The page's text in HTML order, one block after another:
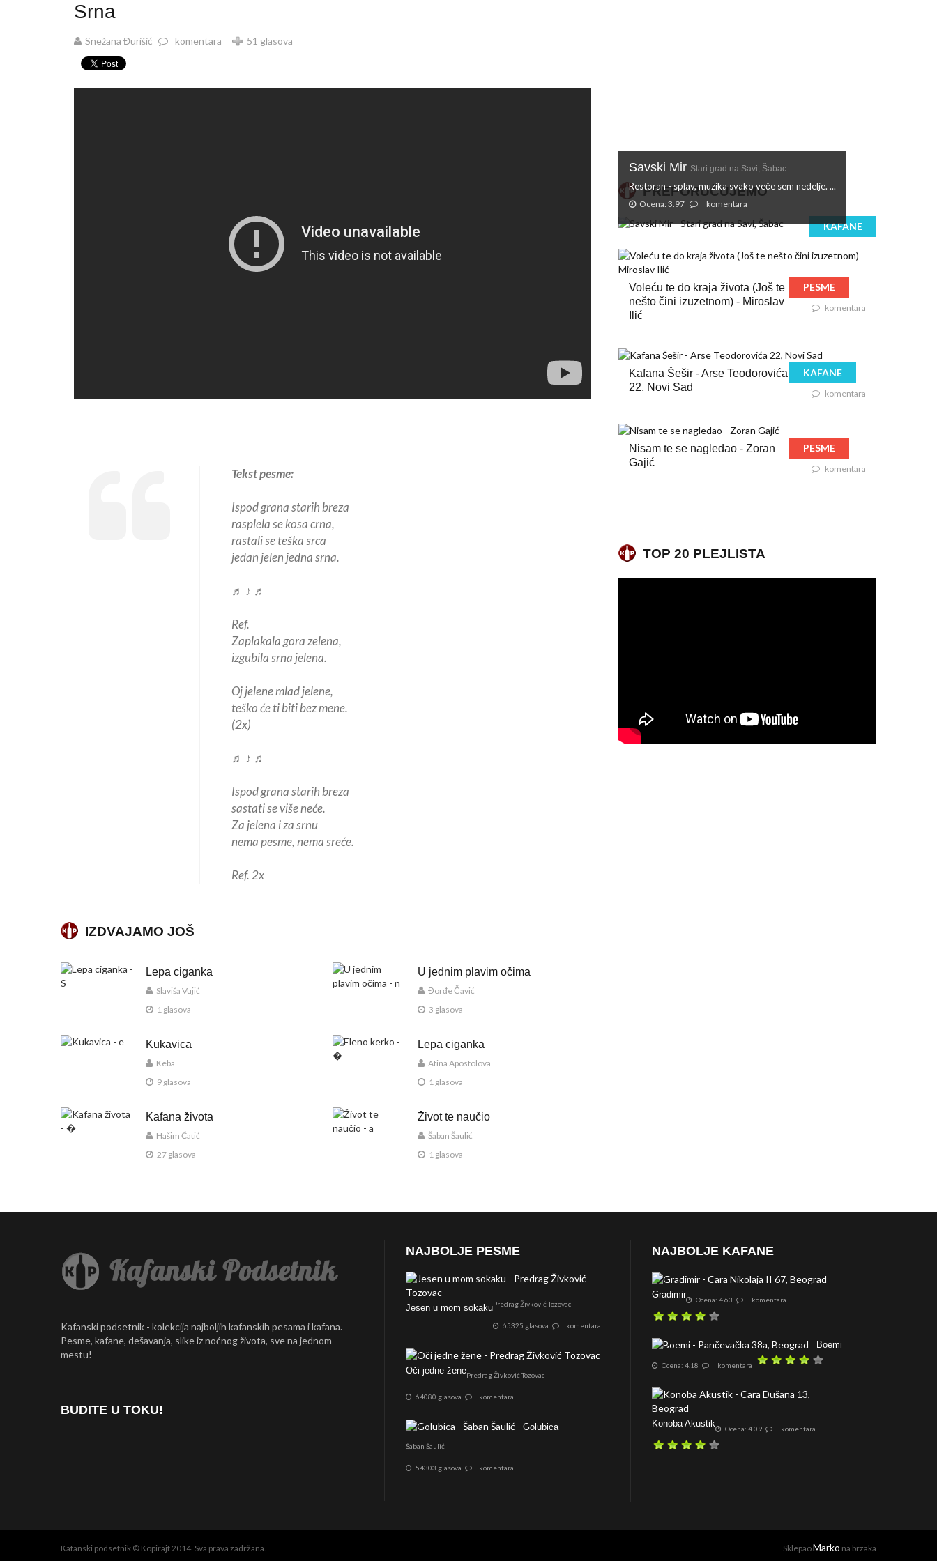
Srna
Snežana Đurišić komentara 51 glasova
Tekst pesme:
Ispod grana starih breza
rasplela se kosa crna,
rastali se teška srca
jedan jelen jedna srna.
♬ ♪ ♬
Ref.
Zaplakala gora zelena,
izgubila srna jelena.
Oj jelene mlad jelene,
teško će ti biti bez mene.
(2x)
♬ ♪ ♬
Ispod grana starih breza
sastati se više neće.
Za jelena i za srnu
nema pesme, nema sreće.
Ref. 2x
IZDVAJAMO JOŠ
Lepa ciganka
Slaviša Vujić
1 glasova
U jednim plavim očima
Đorđe Čavić
3 glasova
Kukavica
Keba
9 glasova
Lepa ciganka
Atina Apostolova
1 glasova
Kafana života
Hašim Ćatić
27 glasova
Život te naučio
Šaban Šaulić
1 glasova
PREPORUČUJEMO
KAFANE
Savski Mir Stari grad na Savi, Šabac
Restoran - splav, muzika svako veče sem nedelje. ...
Ocena: 3.97 komentara
Voleću te do kraja života (Još te
nešto čini izuzetnom) - Miroslav
Ilić
PESME
komentara
Kafana Šešir - Arse Teodorovića
22, Novi Sad
KAFANE
komentara
Nisam te se nagledao - Zoran
Gajić
PESME
komentara
TOP 20 PLEJLISTA
Kafanski podsetnik - kolekcija najboljih kafanskih pesama i kafana.
Pesme, kafane, dešavanja, slike iz noćnog života, sve na jednom
mestu!
BUDITE U TOKU!
NAJBOLJE PESME
Jesen u mom sokakuPredrag Živković Tozovac
65325 glasova komentara
Oči jedne ženePredrag Živković Tozovac
64080 glasova komentara
Golubica
Šaban Šaulić
54303 glasova komentara
NAJBOLJE KAFANE
Gradimir Ocena: 4.63 komentara
Boemi
Ocena: 4.18 komentara
Konoba Akustik Ocena: 4.09 komentara
Kafanski podsetnik © Kopirajt 2014. Sva prava zadržana. SklepaoMarko na brzaka